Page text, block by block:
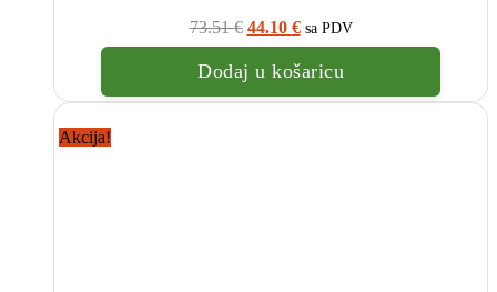
73.51€ Izvorna
cijena
bila
je:
73.51
44.10 €Trenutna
cijena
je:
€.
sa PDV
Dodaj u košaricu
Akcija!